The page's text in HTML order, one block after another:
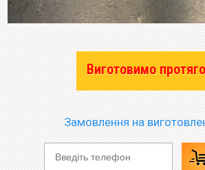
Виготовимо
Замовлення на